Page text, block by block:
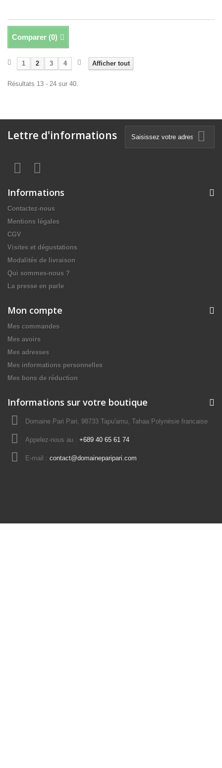
Comparer (0)
Afficher tout
1 2 3 4
Résultats 13 - 24 sur 40.
Lettre d'informations
Informations
Contactez-nous
Mentions légales
CGV
Visites et dégustations
Modalités de livraison
Qui sommes-nous ?
La presse en parle
Mon compte
Mes commandes
Mes avoirs
Mes adresses
Mes informations personnelles
Mes bons de réduction
Informations sur votre boutique
Domaine Pari Pari, 98733 Tapu'amu, Tahaa Polynésie francaise
Appelez-nous au : +689 40 65 61 74
E-mail : contact@domaineparipari.com